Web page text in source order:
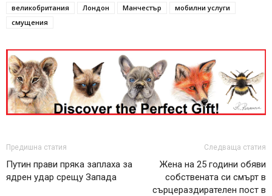
великобритания
Лондон Манчестър
мобилни услуги
смущения
Предишна статия
Путин прави пряка заплаха за
ядрен удар срещу Запада
Следваща статия
Жена на 25 години обяви
собствената си смърт в
сърцераздирателен пост в